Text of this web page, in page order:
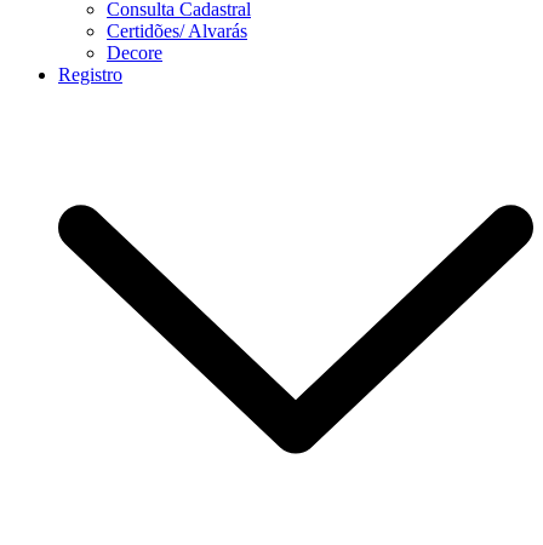
Consulta Cadastral
Certidões/ Alvarás
Decore
Registro